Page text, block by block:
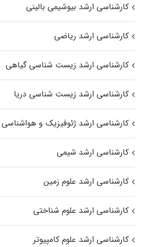
کارشناسی ارشد بیوشیمی بالینی
کارشناسی ارشد ریاضی
کارشناسی ارشد زیست‌ شناسی گیاهی
کارشناسی ارشد زیست‌ شناسی دریا
کارشناسی ارشد ژئوفیزیک و هواشناسی
کارشناسی ارشد شیمی
کارشناسی ارشد علوم زمین
کارشناسی ارشد علوم شناختی
کارشناسی ارشد علوم کامپیوتر